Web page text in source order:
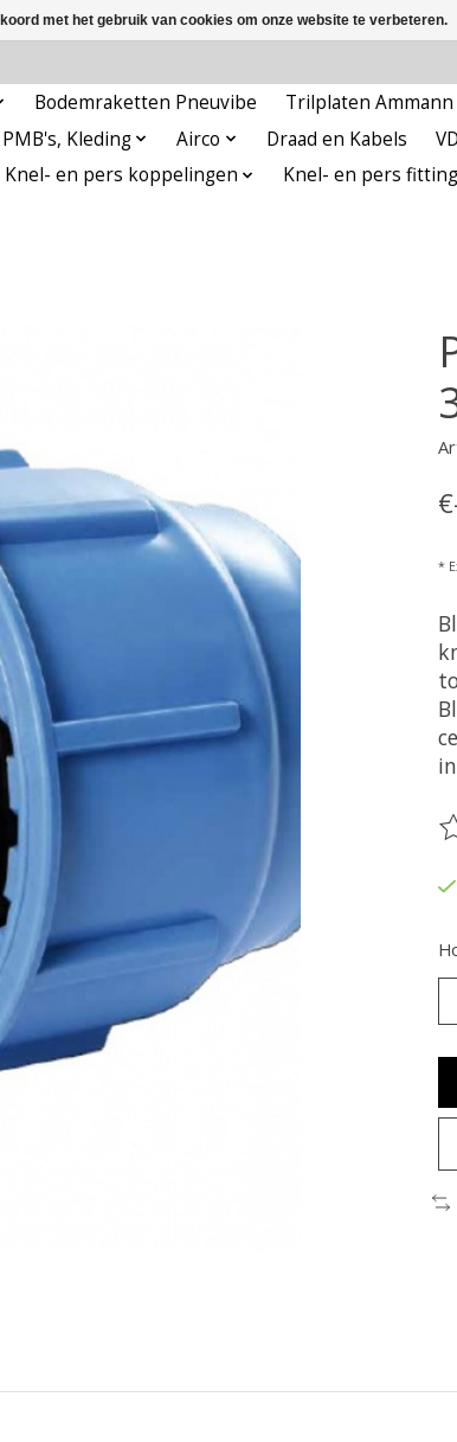
Bodemraketten Pneuvibe Trilplaten Ammann
PMB's, Kleding Airco Draad en Kabels
Knel- en pers koppelingen Knel- en pers
*
met het gebruik van cookies om onze website te verbeteren.